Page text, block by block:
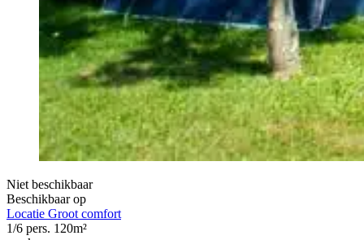
Niet beschikbaar
Beschikbaar op
Locatie Groot comfort
1/6 pers. 120m²